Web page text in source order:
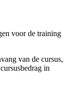
voor de training
van de cursus,
in